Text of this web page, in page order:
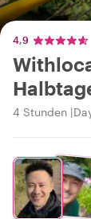
4,9
4 Stunden